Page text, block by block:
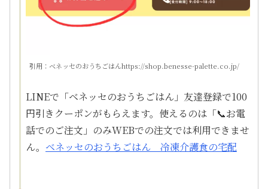
引用：ベネッセのおうちごはんhttps://shop.benesse-palette.co.jp/
LINEで「ベネッセのおうちごはん」友達登録で100
円引きクーポンがもらえます。使えるのは「📞お電
話でのご注文」のみWEBでの注文では利用できませ
ん。 ベネッセのおうちごはん 冷凍介護食の宅配